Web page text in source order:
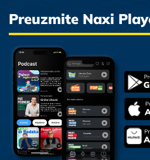
Preuzmite Naxi